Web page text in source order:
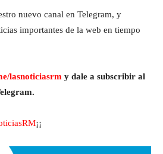
nuevo canal en Telegram, y
importantes de la web en tiempo
lasnoticiasrm y dale a subscribir al
¡¡